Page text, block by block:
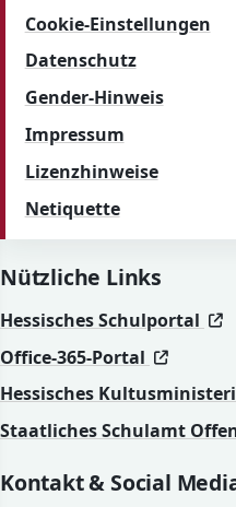
Cookie-Einstellungen
Datenschutz
Gender-Hinweis
Impressum
Lizenzhinweise
Netiquette
Nützliche Links
Hessisches Schulportal
Office-365-Portal
(öffnet
(öffnet
Hessisches
Staatliches Schulamt
Kontakt & Social